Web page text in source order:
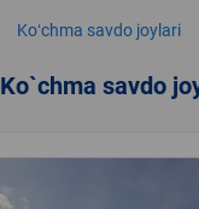
Koʻchma savdo joylari
Ko`chma savdo